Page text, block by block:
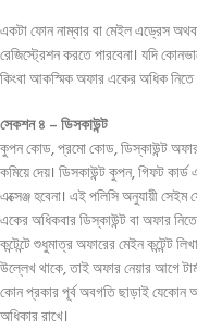
একটা ফোন নাম্বার বা মেইল এড্রেস
রেজিস্ট্রেশন করতে পারবেনা। যদি
কিংবা আকস্মিক অফার একের অধিক নিতে
সেকশন ৪ – ডিসকাউন্ট
কুপন কোড, প্রমো কোড, ডিস্কাউন্ট
কমিয়ে দেয়। ডিসকাউন্ট কুপন, গিফট কার্ড
এক্সেঞ্জ হবেনা। এই পলিসি অনুযায়ী
একের অধিকবার ডিস্কাউন্ট বা অফার
কন্টেন্টে শুধুমাত্র অফারের মেইন কন্টেন্ট
উল্লেখ থাকে, তাই অফার নেয়ার আগে
কোন প্রকার পূর্ব অবগতি ছাড়াই যেকোন
অধিকার রাখে।